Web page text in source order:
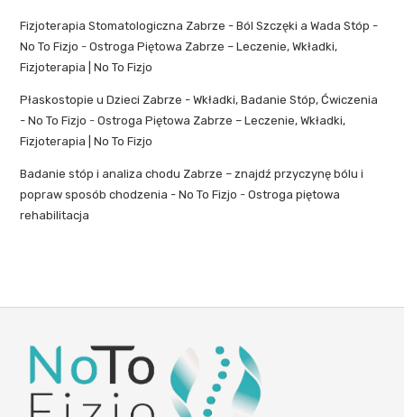
Fizjoterapia Stomatologiczna Zabrze - Ból Szczęki a Wada Stóp -
No To Fizjo -Ostroga Piętowa Zabrze – Leczenie, Wkładki,
Fizjoterapia | No To Fizjo
Płaskostopie u Dzieci Zabrze - Wkładki, Badanie Stóp, Ćwiczenia
- No To Fizjo -Ostroga Piętowa Zabrze – Leczenie, Wkładki,
Fizjoterapia | No To Fizjo
Badanie stóp i analiza chodu Zabrze – znajdź przyczynę bólu i
popraw sposób chodzenia - No To Fizjo -Ostroga piętowa
rehabilitacja